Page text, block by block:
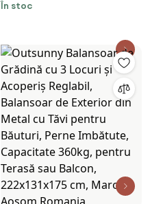
În stoc